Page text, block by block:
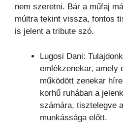
nem szeretni. Bár a műfaj
múltra tekint vissza, fontos
is jelent a tribute szó.
Lugosi Dani:
emlékzenekar, amely
működött zenekar
korhű ruhában a
számára, tisztelegve
munkássága előtt.